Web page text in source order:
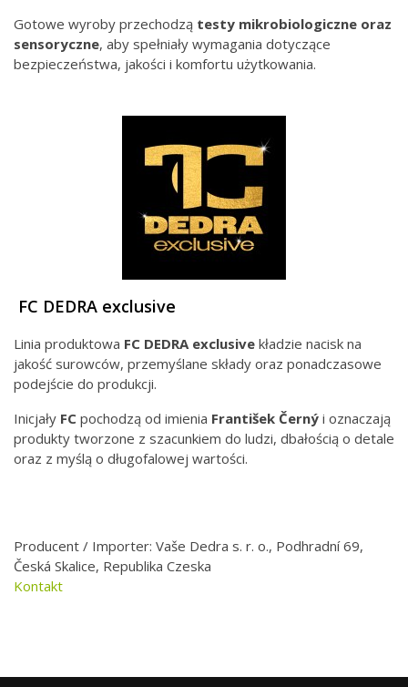
Gotowe wyroby przechodzą testy mikrobiologiczne oraz
sensoryczne, aby spełniały wymagania dotyczące
bezpieczeństwa, jakości i komfortu użytkowania.
FC DEDRA exclusive
Linia produktowa FC DEDRA exclusive kładzie nacisk na
jakość surowców, przemyślane składy oraz ponadczasowe
podejście do produkcji.
Inicjały FC pochodzą od imienia František Černý i oznaczają
produkty tworzone z szacunkiem do ludzi, dbałością o detale
oraz z myślą o długofalowej wartości.
Producent / Importer: Vaše Dedra s. r. o., Podhradní 69,
Česká Skalice, Republika Czeska
Kontakt